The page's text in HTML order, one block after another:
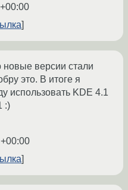
новые версии стали
это. В итоге я
использовать KDE 4.1
:)